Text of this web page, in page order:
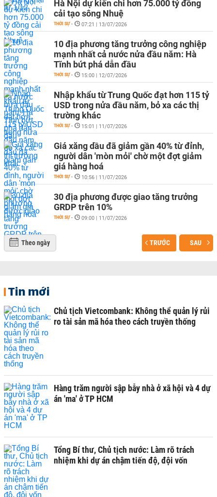
Hà Nội dự kiến chi hơn 75.000 tỷ đồng
cải tạo sông Nhuệ
THỜI SỰ - 07:21 | 13/07/2026
10 địa phương tăng trưởng công nghiệp
mạnh nhất cả nước nửa đầu năm: Hà
Tĩnh bứt phá dẫn đầu
THỜI SỰ - 15:00 | 12/07/2026
Nhập khẩu từ Trung Quốc đạt hơn 115 tỷ
USD trong nửa đầu năm, bỏ xa các thị
trường khác
THỜI SỰ - 15:01 | 11/07/2026
Giá xăng dầu đã giảm gần 40% từ đỉnh,
người dân 'mòn mỏi' chờ một đợt giảm
giá hàng hoá
THỜI SỰ - 10:56 | 11/07/2026
30 địa phương được giao tăng trưởng
GRDP trên 10%
THỜI SỰ - 09:00 | 11/07/2026
Theo ngày TRƯỚC SAU
Tin mới
Chủ tịch Vietcombank: Không thể quản lý rủi
ro tài sản mã hóa theo cách truyền thống
Hàng trăm người sập bẫy nhà ở xã hội và 4 dự
án 'ma' ở TP HCM
Tổng Bí thư, Chủ tịch nước: Làm rõ trách
nhiệm khi dự án chậm tiến độ, đội vốn